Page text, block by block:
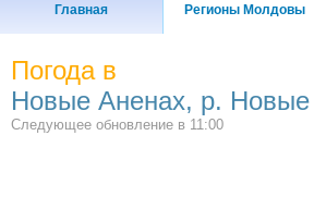
Главная Регионы Молдовы
Погода в
Новые Аненах, р.
Следующее обновление в 11:00